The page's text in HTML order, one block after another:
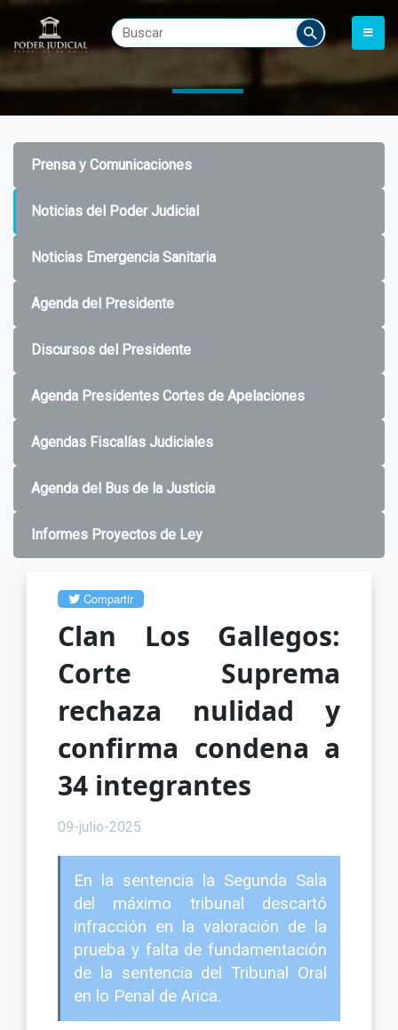
Prensa y Comunicaciones
Noticias del Poder Judicial
Noticias Emergencia Sanitaria
Agenda del Presidente
Discursos del Presidente
Agenda Presidentes Cortes de Apelaciones
Agendas Fiscalías Judiciales
Agenda del Bus de la Justicia
Informes Proyectos de Ley
Compartir
Clan Los Gallegos:
Corte Suprema
rechaza nulidad y
confirma condena a
34 integrantes
09-julio-2025
En la sentencia la Segunda Sala
del máximo tribunal descartó
infracción en la valoración de la
prueba y falta de fundamentación
de la sentencia del Tribunal Oral
en lo Penal de Arica.